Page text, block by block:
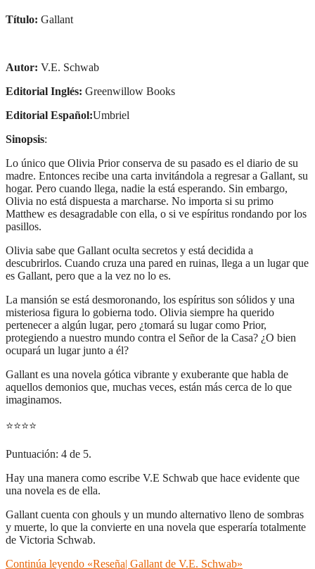
Título: Gallant
Autor: V.E. Schwab
Editorial Inglés: Greenwillow Books
Editorial Español:Umbriel
Sinopsis:
Lo único que Olivia Prior conserva de su pasado es el diario de su
madre. Entonces recibe una carta invitándola a regresar a Gallant, su
hogar. Pero cuando llega, nadie la está esperando. Sin embargo,
Olivia no está dispuesta a marcharse. No importa si su primo
Matthew es desagradable con ella, o si ve espíritus rondando por los
pasillos.
Olivia sabe que Gallant oculta secretos y está decidida a
descubrirlos. Cuando cruza una pared en ruinas, llega a un lugar que
es Gallant, pero que a la vez no lo es.
La mansión se está desmoronando, los espíritus son sólidos y una
misteriosa figura lo gobierna todo. Olivia siempre ha querido
pertenecer a algún lugar, pero ¿tomará su lugar como Prior,
protegiendo a nuestro mundo contra el Señor de la Casa? ¿O bien
ocupará un lugar junto a él?
Gallant es una novela gótica vibrante y exuberante que habla de
aquellos demonios que, muchas veces, están más cerca de lo que
imaginamos.
⭐⭐⭐⭐
Puntuación: 4 de 5.
Hay una manera como escribe V.E Schwab que hace evidente que
una novela es de ella.
Gallant cuenta con ghouls y un mundo alternativo lleno de sombras
y muerte, lo que la convierte en una novela que esperaría totalmente
de Victoria Schwab.
Continúa leyendo «Reseña| Gallant de V.E. Schwab»